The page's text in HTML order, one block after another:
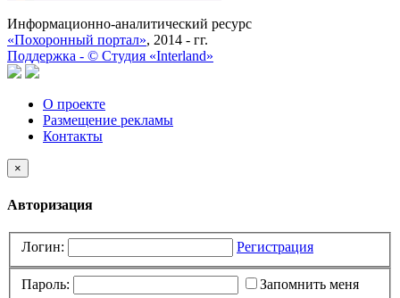
Информационно-аналитический ресурс
«Похоронный портал», 2014 - гг.
Поддержка - © Cтудия «Interland»
О проекте
Размещение рекламы
Контакты
×
Авторизация
Логин: Регистрация
Пароль: Запомнить меня